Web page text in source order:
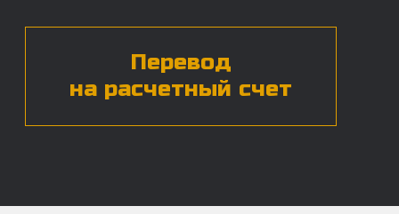
ЧАСТЫЕ ВОПРОСЫ